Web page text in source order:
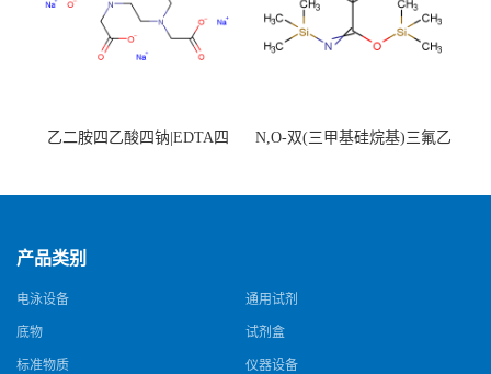
乙二胺四乙酸四钠|EDTA四
N,O-双(三甲基硅烷基)三氟乙
产品类别
电泳设备 通用试剂
底物 试剂盒
标准物质 仪器设备